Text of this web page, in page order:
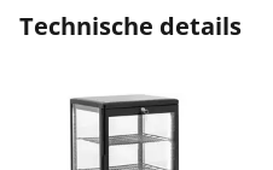
Technische details